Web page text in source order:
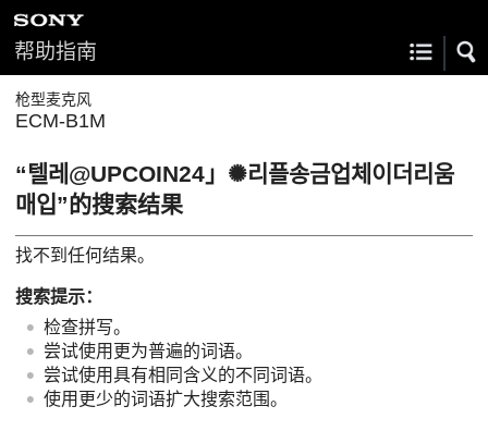
帮助指南
枪型麦克风
ECM-B1M
“텔레@UPCOIN24」✺리플송금업체이더리움
매입”的搜索结果
找不到任何结果。
搜索提示：
检查拼写。
尝试使用更为普遍的词语。
尝试使用具有相同含义的不同词语。
使用更少的词语扩大搜索范围。